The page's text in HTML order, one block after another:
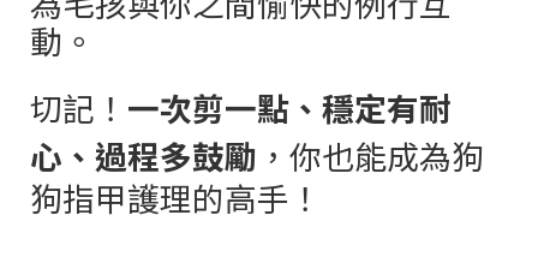
動。
切記！ 一次剪一點、穩定有耐
心、過程多鼓勵 ，你也能成為狗
狗指甲護理的高手！